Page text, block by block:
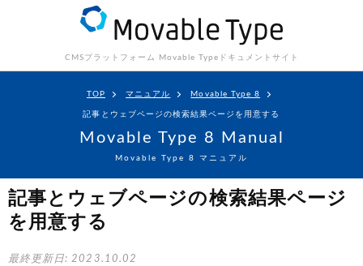
CMSプラットフォーム Movable Type ドキュメントサイト
TOP マニュアル Movable Type 8
記事とウェブページの検索結果ページを用意する
Movable Type 8 Manual
Movable Type 8 マニュアル
記事とウェブページの検索結果ページ
を用意する
最終更新日: 2023.10.02